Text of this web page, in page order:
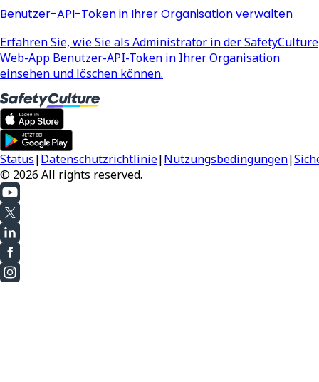
Benutzer-API-Token in Ihrer Organisation verwalten
Erfahren Sie, wie Sie als Administrator in der SafetyCulture
Web-App Benutzer-API-Token in Ihrer Organisation
einsehen und löschen können.
Status|Datenschutzrichtlinie|Nutzungsbedingungen|
© 2026 All rights reserved.